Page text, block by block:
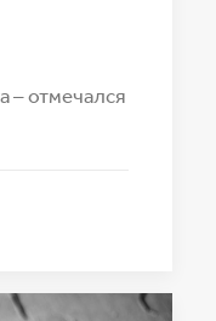
– отмечался